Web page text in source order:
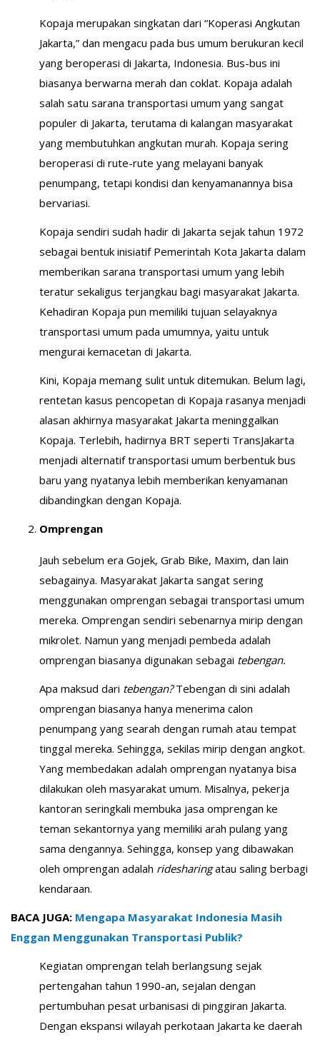
Kopaja merupakan singkatan dari “Koperasi Angkutan
Jakarta,” dan mengacu pada bus umum berukuran kecil
yang beroperasi di Jakarta, Indonesia. Bus-bus ini
biasanya berwarna merah dan coklat. Kopaja adalah
salah satu sarana transportasi umum yang sangat
populer di Jakarta, terutama di kalangan masyarakat
yang membutuhkan angkutan murah. Kopaja sering
beroperasi di rute-rute yang melayani banyak
penumpang, tetapi kondisi dan kenyamanannya bisa
bervariasi.
Kopaja sendiri sudah hadir di Jakarta sejak tahun 1972
sebagai bentuk inisiatif Pemerintah Kota Jakarta dalam
memberikan sarana transportasi umum yang lebih
teratur sekaligus terjangkau bagi masyarakat Jakarta.
Kehadiran Kopaja pun memiliki tujuan selayaknya
transportasi umum pada umumnya, yaitu untuk
mengurai kemacetan di Jakarta.
Kini, Kopaja memang sulit untuk ditemukan. Belum lagi,
rentetan kasus pencopetan di Kopaja rasanya menjadi
alasan akhirnya masyarakat Jakarta meninggalkan
Kopaja. Terlebih, hadirnya BRT seperti TransJakarta
menjadi alternatif transportasi umum berbentuk bus
baru yang nyatanya lebih memberikan kenyamanan
dibandingkan dengan Kopaja.
Omprengan
Jauh sebelum era Gojek, Grab Bike, Maxim, dan lain
sebagainya. Masyarakat Jakarta sangat sering
menggunakan omprengan sebagai transportasi umum
mereka. Omprengan sendiri sebenarnya mirip dengan
mikrolet. Namun yang menjadi pembeda adalah
omprengan biasanya digunakan sebagai tebengan.
Apa maksud dari tebengan?Tebengan di sini adalah
omprengan biasanya hanya menerima calon
penumpang yang searah dengan rumah atau tempat
tinggal mereka. Sehingga, sekilas mirip dengan angkot.
Yang membedakan adalah omprengan nyatanya bisa
dilakukan oleh masyarakat umum. Misalnya, pekerja
kantoran seringkali membuka jasa omprengan ke
teman sekantornya yang memiliki arah pulang yang
sama dengannya. Sehingga, konsep yang dibawakan
oleh omprengan adalah ridesharingatau saling berbagi
kendaraan.
BACA JUGA: Mengapa Masyarakat Indonesia Masih
Enggan Menggunakan Transportasi Publik?
Kegiatan omprengan telah berlangsung sejak
pertengahan tahun 1990-an, sejalan dengan
pertumbuhan pesat urbanisasi di pinggiran Jakarta.
Dengan ekspansi wilayah perkotaan Jakarta ke daerah